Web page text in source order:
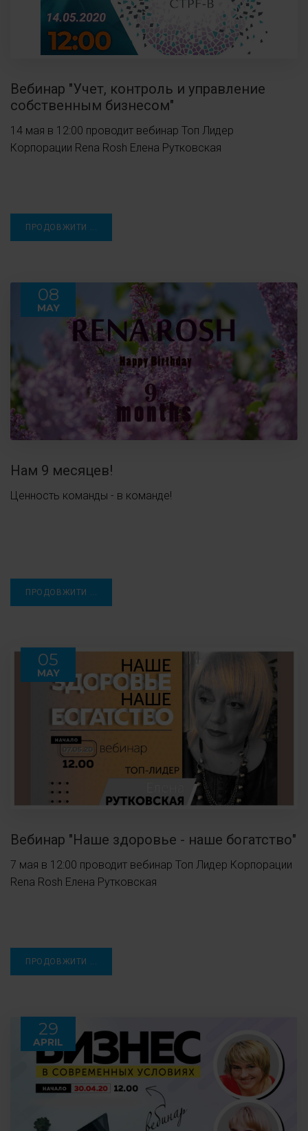
Вебинар "Учет, контроль и управление
собственным бизнесом"
14 мая в 12:00 проводит вебинар Топ Лидер
Корпорации Rena Rosh Елена Рутковская
ПРОДОВЖИТИ ...
08
MAY
Нам 9 месяцев!
Ценность команды - в команде!
ПРОДОВЖИТИ ...
05
MAY
Вебинар "Наше здоровье - наше богатство"
7 мая в 12:00 проводит вебинар Топ Лидер Корпорации
Rena Rosh Елена Рутковская
ПРОДОВЖИТИ ...
29
APRIL